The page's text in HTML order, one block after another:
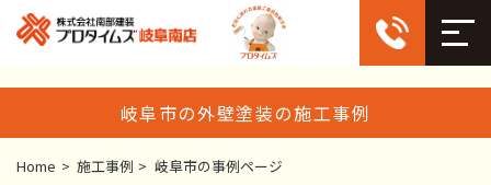
岐阜市の外壁塗装の施工事例
Home > 施工事例 > 岐阜市の事例ページ